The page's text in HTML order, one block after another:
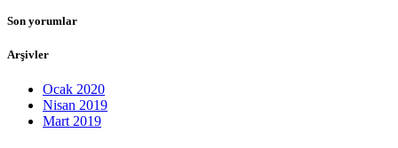
Son yorumlar
Arşivler
Ocak 2020
Nisan 2019
Mart 2019